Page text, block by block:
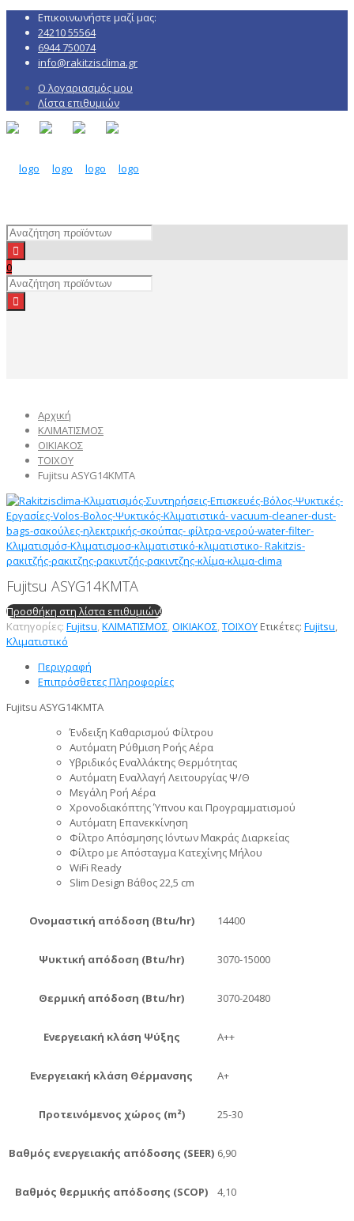
Επικοινωνήστε μαζί μας:
24210 55564
6944 750074
info@rakitzisclima.gr
Ο λογαριασμός μου
Λίστα επιθυμιών
0
Αρχική
ΚΛΙΜΑΤΙΣΜΟΣ
ΟΙΚΙΑΚΟΣ
ΤΟΙΧΟΥ
Fujitsu ASYG14KMTA
Fujitsu ASYG14KMTA
Προσθήκη στη λίστα επιθυμιών!
Κατηγορίες: Fujitsu,ΚΛΙΜΑΤΙΣΜΟΣ,ΟΙΚΙΑΚΟΣ,ΤΟΙΧΟΥ Ετικέτες: Fujitsu,
Κλιματιστικό
Περιγραφή
Επιπρόσθετες Πληροφορίες
Fujitsu ASYG14KMTA
Ένδειξη Καθαρισμού Φίλτρου
Αυτόματη Ρύθμιση Ροής Αέρα
Υβριδικός Εναλλάκτης Θερμότητας
Αυτόματη Εναλλαγή Λειτουργίας Ψ/Θ
Μεγάλη Ροή Αέρα
Χρονοδιακόπτης Ύπνου και Προγραμματισμού
Αυτόματη Επανεκκίνηση
Φίλτρο Απόσμησης Ιόντων Μακράς Διαρκείας
Φίλτρο με Απόσταγμα Κατεχίνης Μήλου
WiFi Ready
Slim Design Βάθος 22,5 cm
Ονομαστική απόδοση (Btu/hr) 14400
Ψυκτική απόδοση (Btu/hr) 3070-15000
Θερμική απόδοση (Btu/hr) 3070-20480
Ενεργειακή κλάση Ψύξης A++
Ενεργειακή κλάση Θέρμανσης A+
Προτεινόμενος χώρος (m²) 25-30
Βαθμός ενεργειακής απόδοσης (SEER) 6,90
Βαθμός θερμικής απόδοσης (SCOP) 4,10